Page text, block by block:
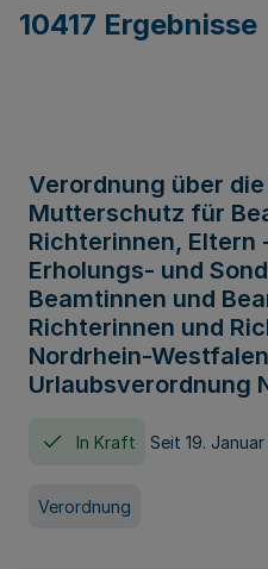
10417 Ergebnisse
Verordnung über
Mutterschutz für
Richterinnen, Eltern
Erholungs- und
Beamtinnen und
Richterinnen und
Nordrhein-
Urlaubsverordnung
In Kraft Seit 19. Januar
Verordnung